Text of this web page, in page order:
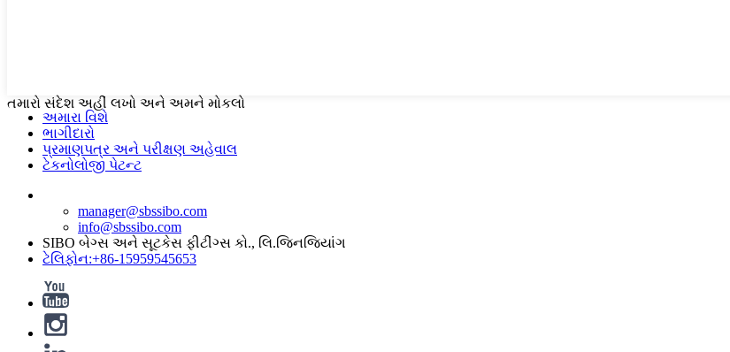
તમારો સંદેશ અહીં લખો અને અમને મોકલો
અમારા વિશે
ભાગીદારો
પ્રમાણપત્ર અને પરીક્ષણ અહેવાલ
ટેકનોલોજી પેટન્ટ
manager@sbssibo.com
info@sbssibo.com
SIBO બેગ્સ અને સૂટકેસ ફીટીંગ્સ કો., લિ.જિનજિયાંગ
ટેલિફોન:+86-15959545653